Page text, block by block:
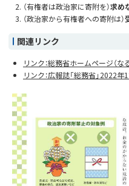
（有権者は政治家に寄附を）求め
（政治家から有権者への寄附は）
関連リンク
リンク：総務省ホームページ（な
リンク：広報誌「総務省」2022年